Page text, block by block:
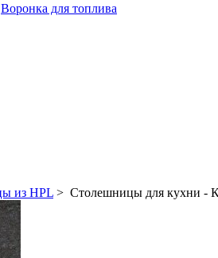
Воронка для топлива
из HPL > Столешницы для кухни -